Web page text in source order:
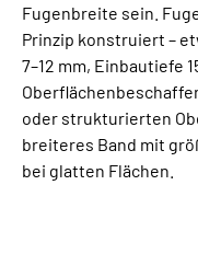
Fugenbreite sein.
Prinzip konstruiert –
7–12 mm, Einbautiefe
oder strukturierten
breiteres Band mit
bei glatten Flächen.